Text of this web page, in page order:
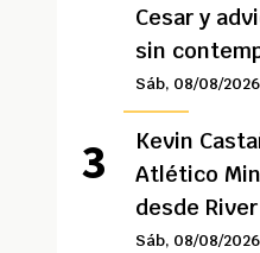
Cesar y
sin
Sáb, 08/08/
Kevin
Atlético
desde
Sáb, 08/08/